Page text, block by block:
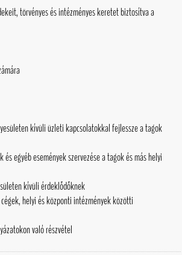
törvényes és intézményes keretet biztosítva a
kívüli üzleti kapcsolatokkal fejlessze a tagok
egyéb események szervezése a tagok és más helyi
kívüli érdeklődőknek
helyi és központi intézmények közötti
való részvétel